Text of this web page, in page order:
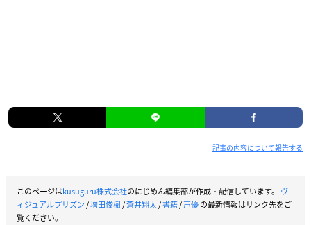
記事の内容について報告する
このページはkusuguru株式会社のにじめん編集部が作成・配信しています。 ヴ
ィジュアルプリズン/増田俊樹/蒼井翔太/書籍/声優の最新情報はリンク先をご
覧ください。